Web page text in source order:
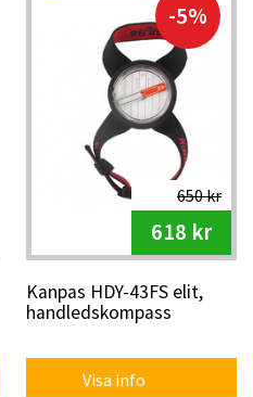
-5%
650 kr
618 kr
Kanpas HDY-43FS elit,
handledskompass
Visa info